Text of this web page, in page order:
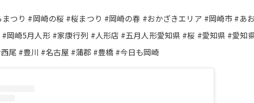
つり #岡崎の桜 #桜まつり #岡崎の春 #おかざきエリア #岡崎市 #あ
岡崎5月人形 #家康行列 #人形店 #五月人形愛知県 #桜 #愛知県 #愛知
尾 #豊川 #名古屋 #蒲郡 #豊橋 #今日も岡崎